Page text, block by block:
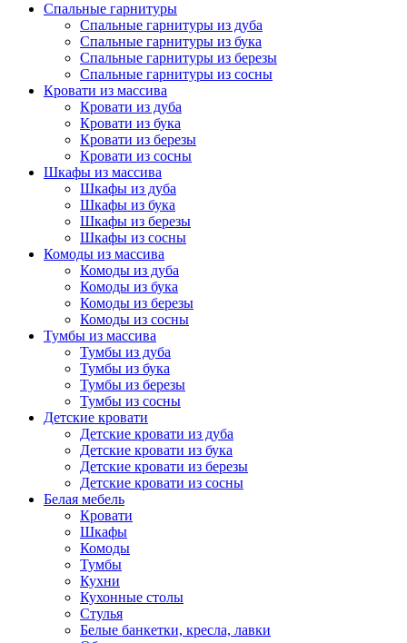
Спальные гарнитуры
Спальные гарнитуры из дуба
Спальные гарнитуры из бука
Спальные гарнитуры из березы
Спальные гарнитуры из сосны
Кровати из массива
Кровати из дуба
Кровати из бука
Кровати из березы
Кровати из сосны
Шкафы из массива
Шкафы из дуба
Шкафы из бука
Шкафы из березы
Шкафы из сосны
Комоды из массива
Комоды из дуба
Комоды из бука
Комоды из березы
Комоды из сосны
Тумбы из массива
Тумбы из дуба
Тумбы из бука
Тумбы из березы
Тумбы из сосны
Детские кровати
Детские кровати из дуба
Детские кровати из бука
Детские кровати из березы
Детские кровати из сосны
Белая мебель
Кровати
Шкафы
Комоды
Тумбы
Кухни
Кухонные столы
Стулья
Белые банкетки, кресла, лавки